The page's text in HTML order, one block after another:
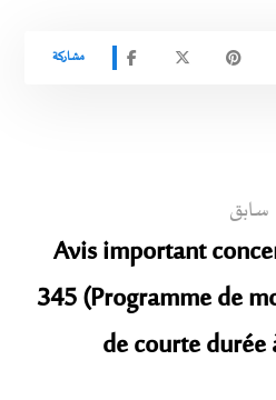
سابق
Avis important
345 (Programme de
de courte durée